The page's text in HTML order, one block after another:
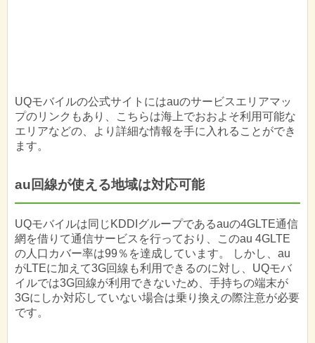
UQモバイルの公式サイトにはauのサービスエリアマッ
プのリンクもあり、こちらは海上でおおよそ利用可能な
エリアなどの、より詳細な情報を手に入れることができ
ます。
au回線が使える地域は対応可能
UQモバイルは同じKDDIグループであるauの4GLTE通信
網を借りて通信サービスを行っており、このau 4GLTE
の人口カバー率は99％を達成しています。 しかし、au
がLTEに加えて3G回線も利用できるのに対し、UQモバ
イルでは3G回線が利用できないため、手持ちの端末が
3Gにしか対応していない場合は乗り換えの際注意が必要
です。